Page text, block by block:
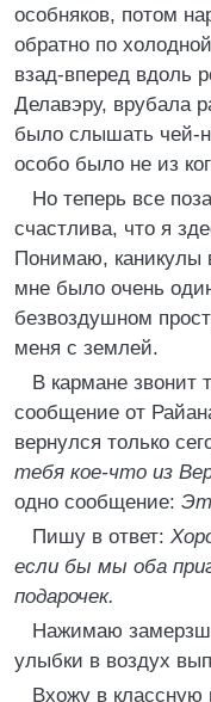
особняков, потом
обратно по
взад-вперед вдоль
Делавэру, врубала
было слышать чей-
особо было не из
Но теперь все
счастлива, что я
Понимаю, каникулы
мне было очень
безвоздушном
меня с землей.
В кармане звонит
сообщение от
вернулся только
тебя кое-что из
одно сообщение:
Пишу в ответ:
если бы мы оба
подарочек.
Нажимаю
улыбки в воздух
Вхожу в классную